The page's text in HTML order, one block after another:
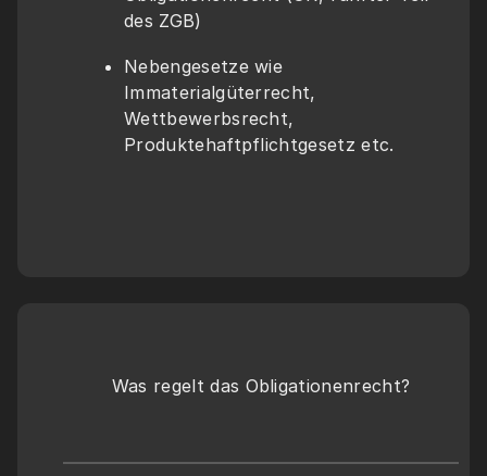
des ZGB)
Nebengesetze wie
Immaterialgüterrecht,
Wettbewerbsrecht,
Produktehaftpflichtgesetz etc.
Was regelt das Obligationenrecht?